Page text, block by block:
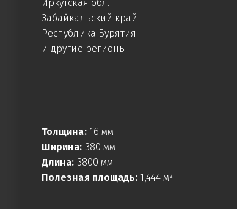
Иркутская обл.
Забайкальский край
Республика Бурятия
и другие регионы
Толщина:16 мм
Ширина: 380 мм
Длина: 3800 мм
Полезная площадь: 1,444 м²